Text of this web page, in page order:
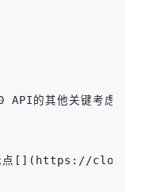
API的其他关键考虑因
cloud.baidu.com/